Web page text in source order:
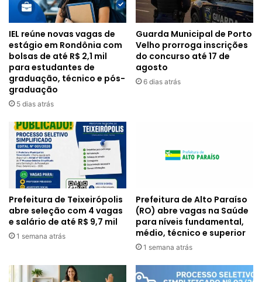
IEL reúne novas vagas de
estágio em Rondônia com
bolsas de até R$ 2,1 mil
para estudantes de
graduação, técnico e pós-
graduação
5 dias atrás
Guarda Municipal de Porto
Velho prorroga inscrições
do concurso até 17 de
agosto
6 dias atrás
Prefeitura de Teixeirópolis
abre seleção com 4 vagas
e salário de até R$ 9,7 mil
1 semana atrás
Prefeitura de Alto Paraíso
(RO) abre vagas na Saúde
para níveis fundamental,
médio, técnico e superior
1 semana atrás